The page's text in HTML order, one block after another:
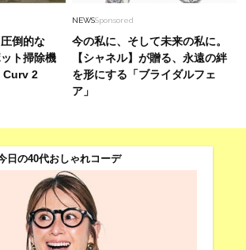
グ】ならたくさん入って、ラクに洒落る
倒的な
ト掃除機
Curv 2
NEWSSponsored
今の私に、そして未来の私に。
【シャネル】が贈る、永遠の絆
を形にする「ブライダルフェ
ア」
日の40代おしゃれコーデ